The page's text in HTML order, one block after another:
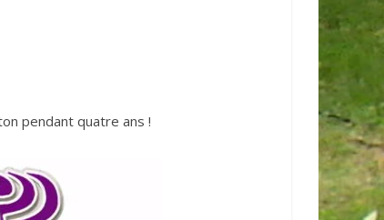
pendant quatre ans !